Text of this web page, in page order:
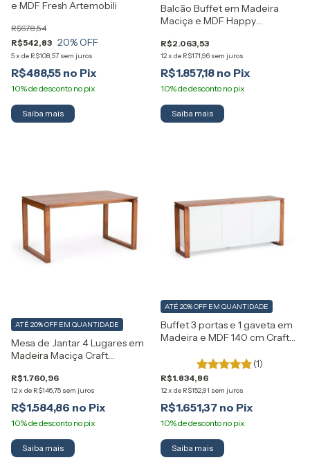
e MDF Fresh Artemobili
R$542,83
R$678,54
20% OFF
5x de R$108,57 sem juros
R$488,55
Saiba mais
Balcão Buffet em Madeira
Maciça e MDF Happy
R$2.063,53
12x de R$171,96 sem juros
R$1.857,18
Saiba mais
Mesa de Jantar 4 Lugares em
Madeira Maciça Craft
R$1.760,96
12x de R$146,75 sem juros
ATÉ 20% OFF EM QUANTIDADE
R$1.584,86
Buffet 3 portas e 1 gaveta em
Madeira e MDF 140 cm Craft
(1)
R$1.834,86
12x de R$152,91 sem juros
ATÉ 20% OFF EM QUANTIDADE
R$1.651,37